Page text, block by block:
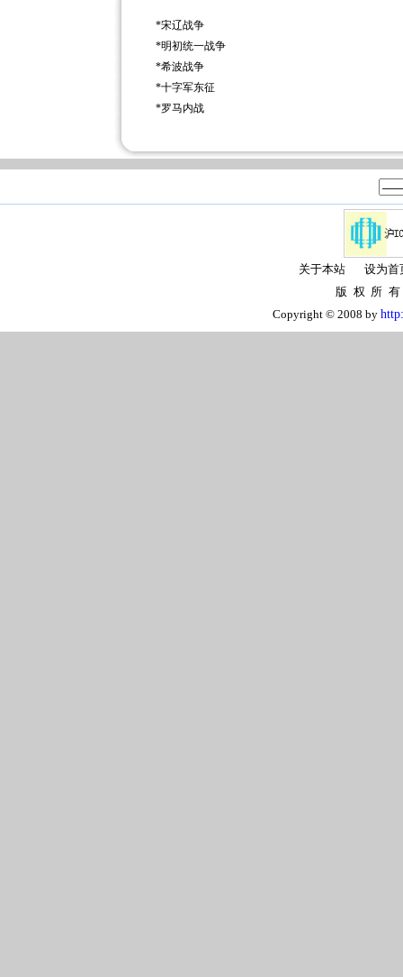
*宋辽战争
*明初统一战争
*希波战争
*十字军东征
*罗马内战